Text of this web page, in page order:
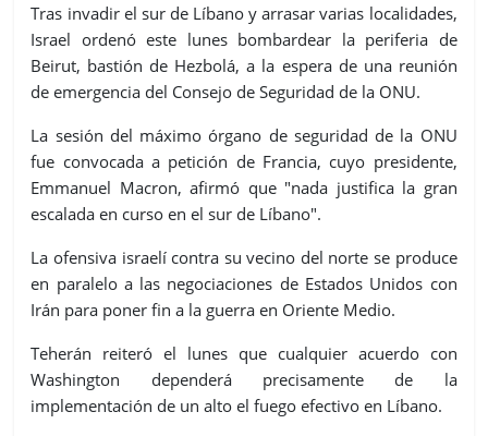
Tras invadir el sur de Líbano y arrasar varias localidades,
Israel ordenó este lunes bombardear la periferia de
Beirut, bastión de Hezbolá, a la espera de una reunión
de emergencia del Consejo de Seguridad de la ONU.
La sesión del máximo órgano de seguridad de la ONU
fue convocada a petición de Francia, cuyo presidente,
Emmanuel Macron, afirmó que "nada justifica la gran
escalada en curso en el sur de Líbano".
La ofensiva israelí contra su vecino del norte se produce
en paralelo a las negociaciones de Estados Unidos con
Irán para poner fin a la guerra en Oriente Medio.
Teherán reiteró el lunes que cualquier acuerdo con
Washington dependerá precisamente de la
implementación de un alto el fuego efectivo en Líbano.